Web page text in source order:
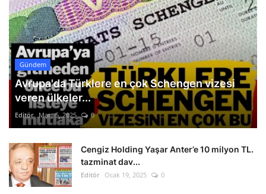
Gündem
Avrupa'da Türklere en çok Schengen vizesi
veren ülkeler...
Editör Mart 5, 2025 0
Cengiz Holding Yaşar Anter’e 10 milyon TL.
tazminat dav...
Editör Ocak 19, 2025 0